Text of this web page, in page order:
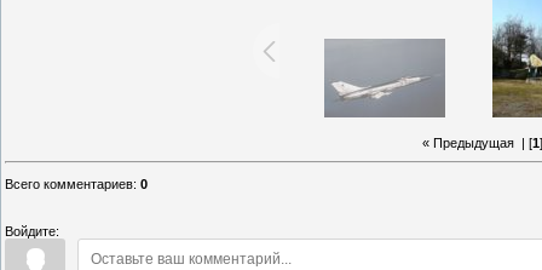
« Предыдущая| [1
Всего комментариев: 0
Войдите: